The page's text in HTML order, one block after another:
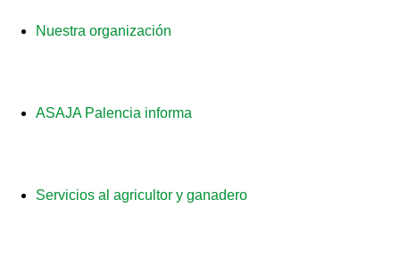
Nuestra organización
ASAJA Palencia informa
Servicios al agricultor y ganadero